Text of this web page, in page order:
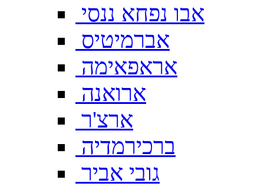
אבו נפחא ננסי
אברמיטיס
אראפאימה
ארואנה
ארצ'ר
ברכירמדיה
גובי אביר